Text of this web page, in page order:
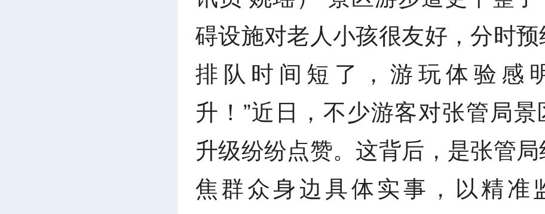
碍设施对老人小孩很友好，分时预
排队时间短了，游玩体验感
升！”近日，不少游客对张管局景
升级纷纷点赞。这背后，是张管局
焦群众身边具体实事，以精准